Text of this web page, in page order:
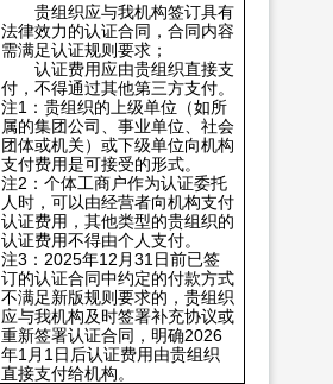
贵组织应与我机构签订具有
法律效力的认证合同，合同内容
需满足认证规则要求；
认证费用应由贵组织直接支
付，不得通过其他第三方支付。
注1：贵组织的上级单位（如所
属的集团公司、事业单位、社会
团体或机关）或下级单位向机构
支付费用是可接受的形式。
注2：个体工商户作为认证委托
人时，可以由经营者向机构支付
认证费用，其他类型的贵组织的
认证费用不得由个人支付。
注3：2025年12月31日前已签
订的认证合同中约定的付款方式
不满足新版规则要求的，贵组织
应与我机构及时签署补充协议或
重新签署认证合同，明确2026
年1月1日后认证费用由贵组织
直接支付给机构。